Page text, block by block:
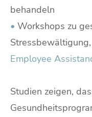
behandeln
• Workshops zu
Employee
Studien zeigen,